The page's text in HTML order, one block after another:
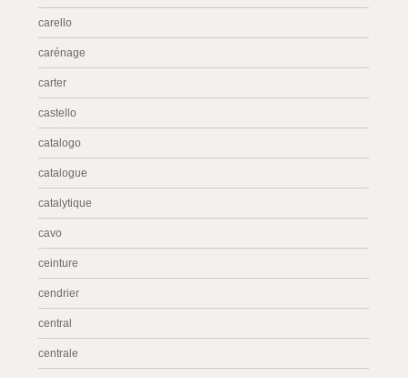
carello
carénage
carter
castello
catalogo
catalogue
catalytique
cavo
ceinture
cendrier
central
centrale